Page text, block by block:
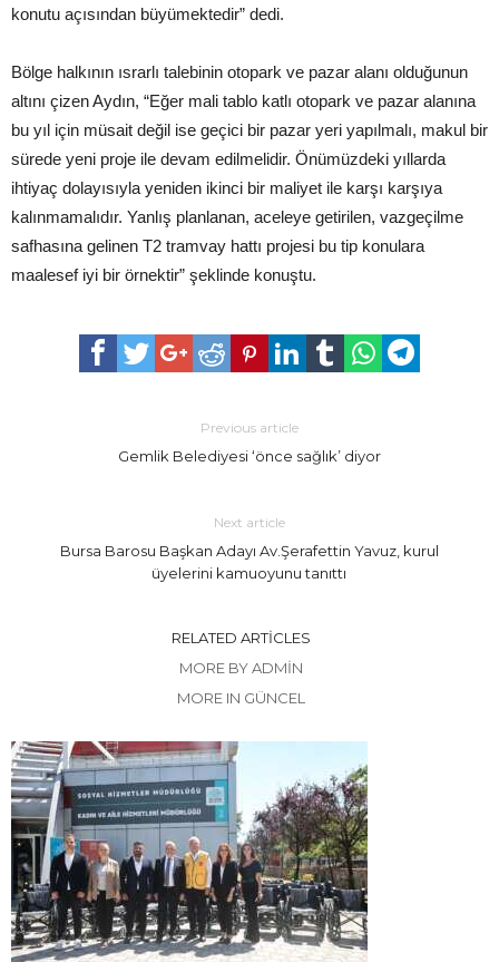
konutu açısından büyümektedir” dedi.
Bölge halkının ısrarlı talebinin otopark ve pazar alanı olduğunun
altını çizen Aydın, “Eğer mali tablo katlı otopark ve pazar alanına
bu yıl için müsait değil ise geçici bir pazar yeri yapılmalı, makul bir
sürede yeni proje ile devam edilmelidir. Önümüzdeki yıllarda
ihtiyaç dolayısıyla yeniden ikinci bir maliyet ile karşı karşıya
kalınmamalıdır. Yanlış planlanan, aceleye getirilen, vazgeçilme
safhasına gelinen T2 tramvay hattı projesi bu tip konulara
maalesef iyi bir örnektir” şeklinde konuştu.
Previous article
Gemlik Belediyesi ‘önce sağlık’ diyor
Next article
Bursa Barosu Başkan Adayı Av.Şerafettin Yavuz, kurul
üyelerini kamuoyunu tanıttı
RELATED ARTICLES
MORE BY ADMIN
MORE IN GÜNCEL